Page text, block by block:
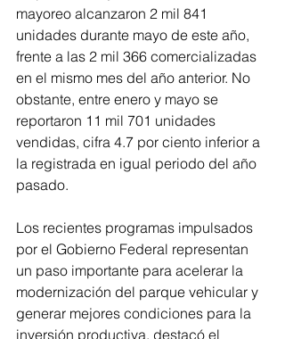
mayoreo alcanzaron 2 mil 841
unidades durante mayo de este año,
frente a las 2 mil 366 comercializadas
en el mismo mes del año anterior. No
obstante, entre enero y mayo se
reportaron 11 mil 701 unidades
vendidas, cifra 4.7 por ciento inferior a
la registrada en igual periodo del año
pasado.
Los recientes programas impulsados
por el Gobierno Federal representan
un paso importante para acelerar la
modernización del parque vehicular y
generar mejores condiciones para la
inversión productiva, destacó el